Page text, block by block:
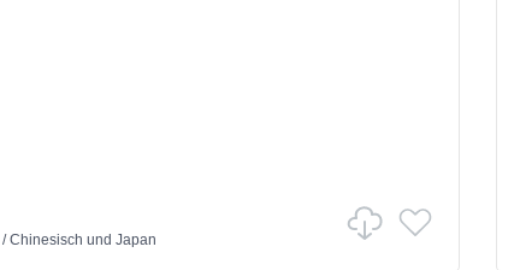
/Chinesisch und Japan